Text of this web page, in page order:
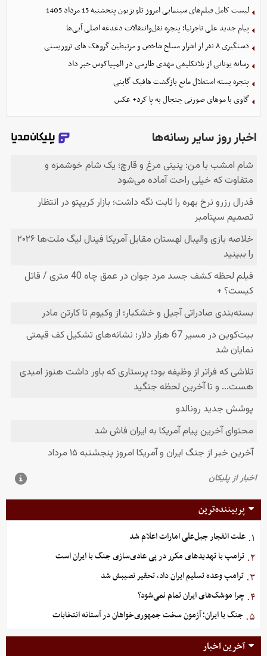
لیست کامل فیلم‌های سینمایی امروز تلویزیون پنجشنبه 15 مرداد 1405
پیام جدید علی تاجرنیا؛ پنجره نقل‌وانتقالات دغدغه اصلی آبی‌ها
دستگیری ۸ نفر از اشرار مسلح شاخص و مرتبطین گروهک های تروریستی
رسانه یونانی از بلاتکلیفی مهدی طارمی در المپیاکوس خبر داد
پنجره بسته استقلال مانع بازگشت هافبک گابنی
گاوی با موهای صورتی جنجال به پا کرد+ عکس
پربیننده‌ترین
۱. علت انفجار جبل‌علی امارات اعلام شد
۲. ترامپ با تهدیدهای مکرر در پی عادی‌سازی جنگ با ایران است
۳. ترامپ وعده تسلیم ایران داد، تحقیر نصیبش شد
۴. چرا موشک‌های ایران تمام نمی‌شود؟
۵. جنگ با ایران؛ آزمون سخت جمهوری‌خواهان در آستانه انتخابات
آخرین اخبار